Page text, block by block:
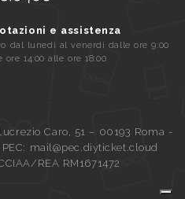
e assistenza
dal lunedi al venerdi dalle ore 9:00
ore 14:00 alle ore 18:00
Caro, 51 – 00193 Roma -
mail@pec.diyticket.cloud
REA RM1671472